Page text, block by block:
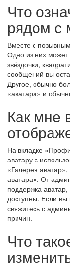
Что
рядом с
Вместе с
Одно из них может
звёздочки,
сообщений вы
Другое, обычно
«аватара» и
Как мне
На вкладке
аватару с
«Галерея
аватара». От
поддержка аватар,
доступны. Если вы
свяжитесь с
причин.
Что